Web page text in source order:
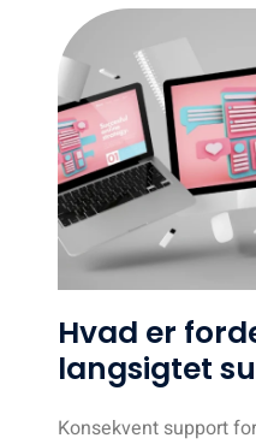
Hvad er
langsigtet
Konsekvent support